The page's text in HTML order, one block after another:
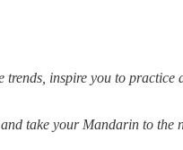
inspire you to
take your Mandarin to the